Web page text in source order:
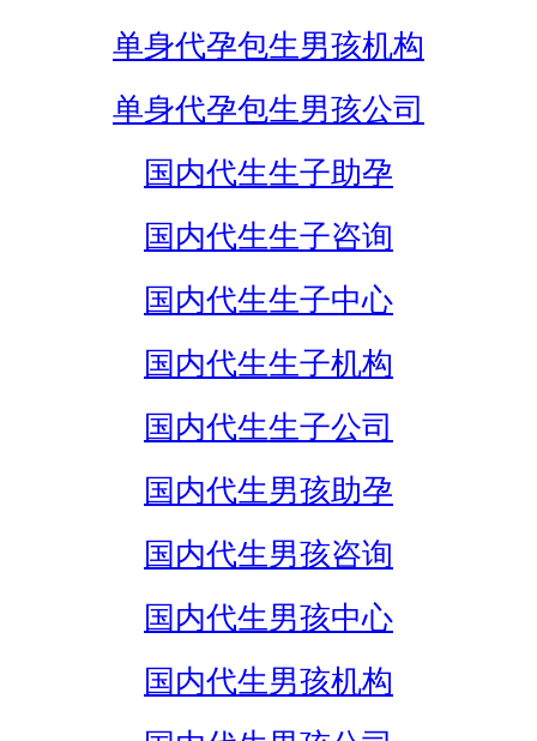
单身代孕包生男孩机构
单身代孕包生男孩公司
国内代生生子助孕
国内代生生子咨询
国内代生生子中心
国内代生生子机构
国内代生生子公司
国内代生男孩助孕
国内代生男孩咨询
国内代生男孩中心
国内代生男孩机构